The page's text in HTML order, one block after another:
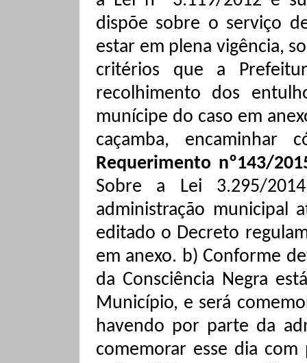
dispõe sobre o serviço
estar em plena vigência,
critérios que a
recolhimento dos
munícipe do caso em
caçamba, encaminhar
Requerimento nº143/
Sobre a Lei 3.295/
administração municipal
editado o Decreto
em anexo. b) Conforme
da Consciência Negra
Município, e será
havendo por parte da
comemorar esse dia